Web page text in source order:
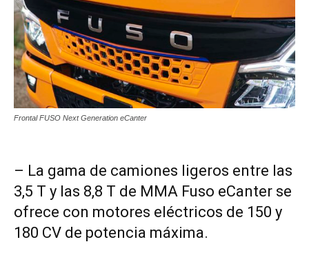
Frontal FUSO Next Generation eCanter
– La gama de camiones ligeros entre las
3,5 T y las 8,8 T de MMA Fuso eCanter se
ofrece con motores eléctricos de 150 y
180 CV de potencia máxima.